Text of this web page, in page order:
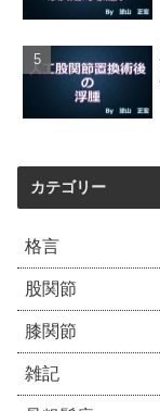
カテゴリー
格言
股関節
膝関節
雑記